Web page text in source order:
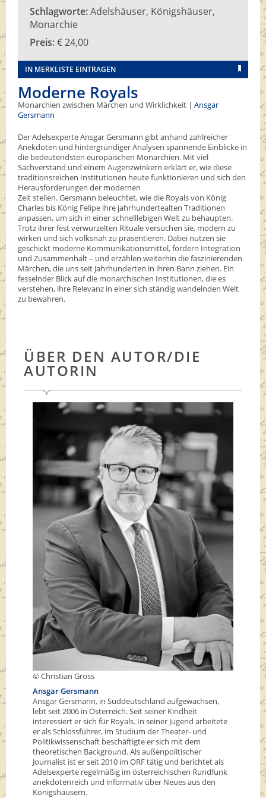
Schlagworte:Adelshäuser, Königshäuser,
Monarchie
Preis:€ 24,00
IN MERKLISTE EINTRAGEN
Moderne Royals
Monarchien zwischen Märchen und Wirklichkeit | Ansgar
Gersmann
Der Adelsexperte Ansgar Gersmann gibt anhand zahlreicher
Anekdoten und hintergründiger Analysen spannende Einblicke in
die bedeutendsten europäischen Monarchien. Mit viel
Sachverstand und einem Augenzwinkern erklärt er, wie diese
traditionsreichen Institutionen heute funktionieren und sich den
Herausforderungen der modernen
Zeit stellen. Gersmann beleuchtet, wie die Royals von König
Charles bis König Felipe ihre jahrhundertealten Traditionen
anpassen, um sich in einer schnelllebigen Welt zu behaupten.
Trotz ihrer fest verwurzelten Rituale versuchen sie, modern zu
wirken und sich volksnah zu präsentieren. Dabei nutzen sie
geschickt moderne Kommunikationsmittel, fördern Integration
und Zusammenhalt – und erzählen weiterhin die faszinierenden
Märchen, die uns seit Jahrhunderten in ihren Bann ziehen. Ein
fesselnder Blick auf die monarchischen Institutionen, die es
verstehen, ihre Relevanz in einer sich ständig wandelnden Welt
zu bewahren.
ÜBER DEN AUTOR/DIE
AUTORIN
© Christian Gross
Ansgar Gersmann
Ansgar Gersmann, in Süddeutschland aufgewachsen,
lebt seit 2006 in Österreich. Seit seiner Kindheit
interessiert er sich für Royals. In seiner Jugend arbeitete
er als Schlossführer, im Studium der Theater- und
Politikwissenschaft beschäftigte er sich mit dem
theoretischen Background. Als außenpolitischer
Journalist ist er seit 2010 im ORF tätig und berichtet als
Adelsexperte regelmäßig im österreichischen Rundfunk
anekdotenreich und informativ über Neues aus den
Königshäusern.